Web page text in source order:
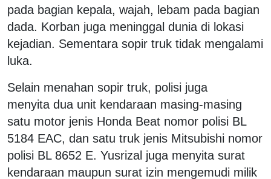
pada bagian kepala, wajah, lebam pada bagian
dada. Korban juga meninggal dunia di lokasi
kejadian. Sementara sopir truk tidak mengalami
luka.
Selain menahan sopir truk, polisi juga
menyita dua unit kendaraan masing-masing
satu motor jenis Honda Beat nomor polisi BL
5184 EAC, dan satu truk jenis Mitsubishi nomor
polisi BL 8652 E. Yusrizal juga menyita surat
kendaraan maupun surat izin mengemudi milik